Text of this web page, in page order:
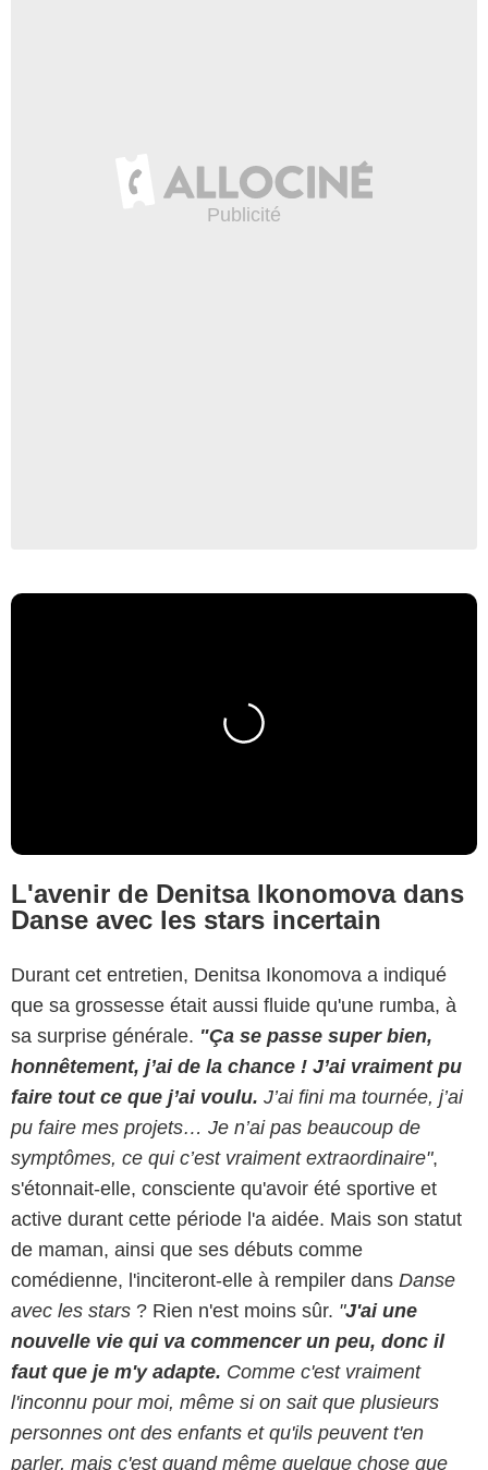
L'avenir de Denitsa Ikonomova dans
Danse avec les stars incertain
Durant cet entretien, Denitsa Ikonomova a indiqué
que sa grossesse était aussi fluide qu'une rumba, à
sa surprise générale. "Ça se passe super bien,
honnêtement, j’ai de la chance ! J’ai vraiment pu
faire tout ce que j’ai voulu. J’ai fini ma tournée, j’ai
pu faire mes projets… Je n’ai pas beaucoup de
symptômes, ce qui c’est vraiment extraordinaire",
s'étonnait-elle, consciente qu'avoir été sportive et
active durant cette période l'a aidée. Mais son statut
de maman, ainsi que ses débuts comme
comédienne, l'inciteront-elle à rempiler dans Danse
avec les stars ? Rien n'est moins sûr. "J'ai une
nouvelle vie qui va commencer un peu, donc il
faut que je m'y adapte. Comme c'est vraiment
l'inconnu pour moi, même si on sait que plusieurs
personnes ont des enfants et qu'ils peuvent t'en
parler, mais c'est quand même quelque chose que